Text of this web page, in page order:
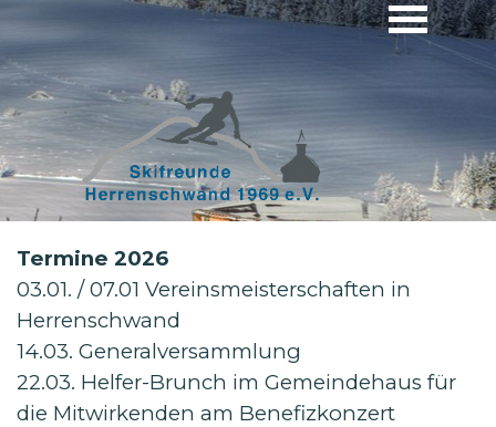
Termine 2026
03.01. / 07.01 Vereinsmeisterschaften in
Herrenschwand
14.03. Generalversammlung
22.03. Helfer-Brunch im Gemeindehaus für
die Mitwirkenden am Benefizkonzert